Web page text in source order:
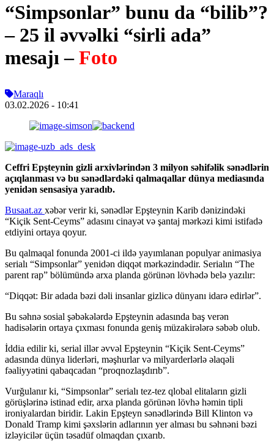
“Simpsonlar” bunu da “bilib”?
– 25 il əvvəlki “sirli ada”
mesajı –Foto
Maraqlı
03.02.2026 - 10:41
Ceffri Epşteynin gizli arxivlərindən 3 milyon səhifəlik sənədlərin
açıqlanması və bu sənədlərdəki qalmaqallar dünya mediasında
yenidən sensasiya yaradıb.
Busaat.az xəbər verir ki, sənədlər Epşteynin Karib dənizindəki
“Kiçik Sent-Ceyms” adasını cinayət və şantaj mərkəzi kimi istifadə
etdiyini ortaya qoyur.
Bu qalmaqal fonunda 2001-ci ildə yayımlanan populyar animasiya
serialı “Simpsonlar” yenidən diqqət mərkəzindədir. Serialın “The
parent rap” bölümündə arxa planda görünən lövhədə belə yazılır:
“Diqqət: Bir adada bəzi dəli insanlar gizlicə dünyanı idarə edirlər”.
Bu səhnə sosial şəbəkələrdə Epşteynin adasında baş verən
hadisələrin ortaya çıxması fonunda geniş müzakirələrə səbəb olub.
İddia edilir ki, serial illər əvvəl Epşteynin “Kiçik Sent-Ceyms”
adasında dünya liderləri, məşhurlar və milyarderlərlə əlaqəli
fəaliyyətini qabaqcadan “proqnozlaşdırıb”.
Vurğulanır ki, “Simpsonlar” serialı tez-tez qlobal elitaların gizli
görüşlərinə istinad edir, arxa planda görünən lövhə həmin tipli
ironiyalardan biridir. Lakin Epşteyn sənədlərində Bill Klinton və
Donald Tramp kimi şəxslərin adlarının yer alması bu səhnəni bəzi
izləyicilər üçün təsadüf olmaqdan çıxarıb.